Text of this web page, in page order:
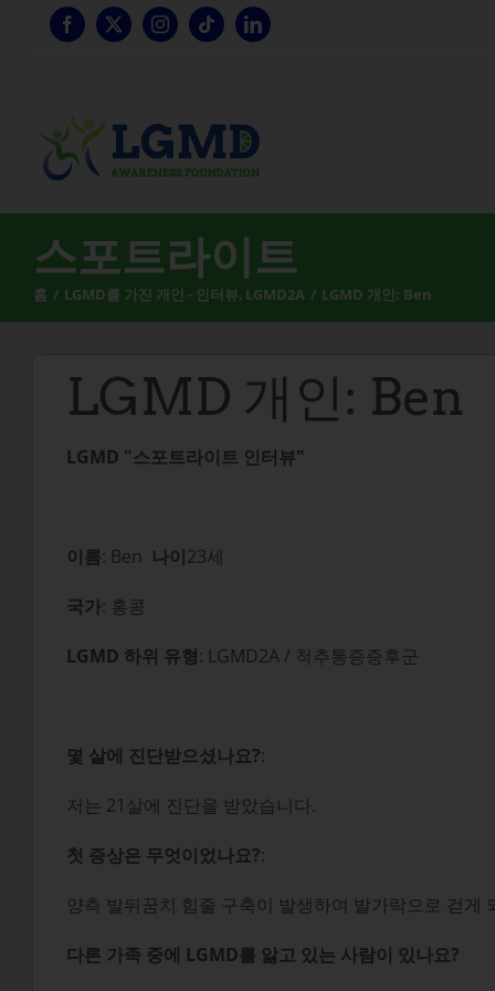
스포트라이트
홈 LGMD를 가진 개인 - 인터뷰 LGMD2A LGMD 개인: Ben
LGMD 개인: Ben
LGMD "스포트라이트 인터뷰"
이름: Ben 나이23세
국가: 홍콩
LGMD 하위 유형: LGMD2A / 척추통증증후군
몇 살에 진단받으셨나요?:
저는 21살에 진단을 받았습니다.
첫 증상은 무엇이었나요?:
양측 발뒤꿈치 힘줄 구축이 발생하여 발가락으로 걷게
다른 가족 중에 LGMD를 앓고 있는 사람이 있나요?